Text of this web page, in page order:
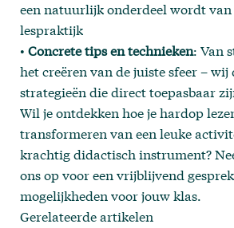
een natuurlijk onderdeel wordt van
lespraktijk
• Concrete tips en technieken: Van
het creëren van de juiste sfeer – wij
strategieën die direct toepasbaar
Wil je ontdekken hoe je hardop
transformeren van een leuke
krachtig didactisch instrument?
ons opvoor een vrijblijvend
mogelijkheden voor jouw klas.
Gerelateerde artikelen